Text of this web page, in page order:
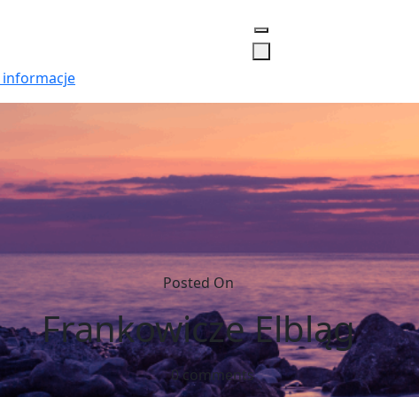
Posted On
Frankowicze Elbląg
0 comments